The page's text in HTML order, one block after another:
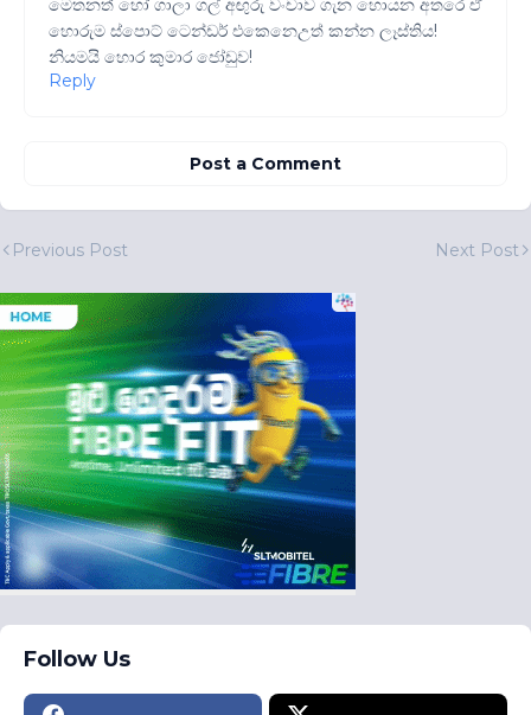
මෙතනත් හෝ ගාලා ගල් අඟුරු වංචාව ගැන හොයන අතරෙ ඒ
හොරුම ස්පොට් ටෙන්ඩර් එකෙනෙඋත් කන්න ලෑස්තිය!
නියමයි හොර කුමාර ජෝඩුව!
Reply
Post a Comment
Previous Post Next Post
Follow Us